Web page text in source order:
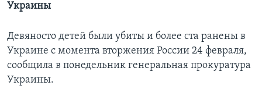
Украины
Девяносто детей были убиты и более ста ранены в
Украине с момента вторжения России 24 февраля,
сообщила в понедельник генеральная прокуратура
Украины.